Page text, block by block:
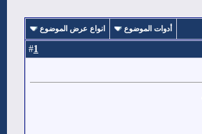
أدوات الموضوع انواع عرض الموضوع
1